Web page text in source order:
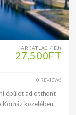
ÁR (ÁTLAG / ÉJ)
27,500FT
0 REVIEWS
épület ad otthont
Kórház közelében.